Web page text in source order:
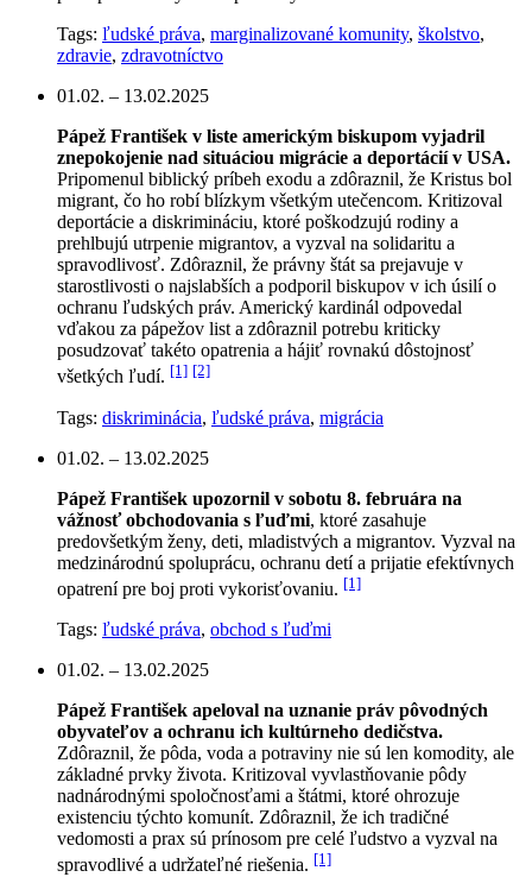
Tags: ľudské práva, marginalizované komunity, školstvo,
zdravie, zdravotníctvo
01.02. – 13.02.2025
Pápež František v liste americkým biskupom vyjadril
znepokojenie nad situáciou migrácie a deportácií v USA.
Pripomenul biblický príbeh exodu a zdôraznil, že Kristus bol
migrant, čo ho robí blízkym všetkým utečencom. Kritizoval
deportácie a diskrimináciu, ktoré poškodzujú rodiny a
prehlbujú utrpenie migrantov, a vyzval na solidaritu a
spravodlivosť. Zdôraznil, že právny štát sa prejavuje v
starostlivosti o najslabších a podporil biskupov v ich úsilí o
ochranu ľudských práv. Americký kardinál odpovedal
vďakou za pápežov list a zdôraznil potrebu kriticky
posudzovať takéto opatrenia a hájiť rovnakú dôstojnosť
všetkých ľudí. [1] [2]
Tags: diskriminácia, ľudské práva, migrácia
01.02. – 13.02.2025
Pápež František upozornil v sobotu 8. februára na
vážnosť obchodovania s ľuďmi, ktoré zasahuje
predovšetkým ženy, deti, mladistvých a migrantov. Vyzval na
medzinárodnú spoluprácu, ochranu detí a prijatie efektívnych
opatrení pre boj proti vykorisťovaniu. [1]
Tags: ľudské práva, obchod s ľuďmi
01.02. – 13.02.2025
Pápež František apeloval na uznanie práv pôvodných
obyvateľov a ochranu ich kultúrneho dedičstva.
Zdôraznil, že pôda, voda a potraviny nie sú len komodity, ale
základné prvky života. Kritizoval vyvlastňovanie pôdy
nadnárodnými spoločnosťami a štátmi, ktoré ohrozuje
existenciu týchto komunít. Zdôraznil, že ich tradičné
vedomosti a prax sú prínosom pre celé ľudstvo a vyzval na
spravodlivé a udržateľné riešenia. [1]